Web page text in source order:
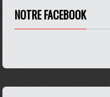
NOTRE FACEBOOK